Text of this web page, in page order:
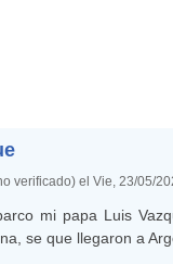
verificado) el Vie, 23/05/
mi papa Luis
se que llegaron a